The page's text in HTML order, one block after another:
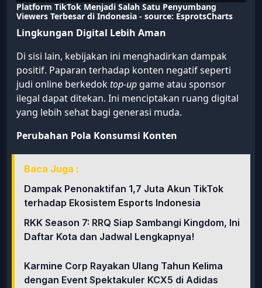
Platform TikTok Menjadi Salah Satu Penyumbang
Viewers Terbesar di Indonesia - source: EsprotsCharts
Lingkungan Digital Lebih Aman
Di sisi lain, kebijakan ini menghadirkan dampak
positif. Paparan terhadap konten negatif seperti
judi online berkedok top-up game atau sponsor
ilegal dapat ditekan. Ini menciptakan ruang digital
yang lebih sehat bagi generasi muda.
Perubahan Pola Konsumsi Konten
Baca Juga :
Dampak Penonaktifan 1,7 Juta Akun TikTok
terhadap Ekosistem Esports Indonesia
RKK Season 7: RRQ Siap Sambangi Kingdom, Ini
Daftar Kota dan Jadwal Lengkapnya!
Karmine Corp Rayakan Ulang Tahun Kelima
dengan Event Spektakuler KCX5 di Adidas